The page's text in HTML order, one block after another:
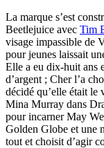
La marque s’est
Beetlejuice avec Tim
visage impassible de
pour jeunes laissait
Elle a eu dix-huit ans
d’argent ; Cher l’a
décidé qu’elle était le
Mina Murray dans
pour incarner May
Golden Globe et une
tout et choisit d’agir